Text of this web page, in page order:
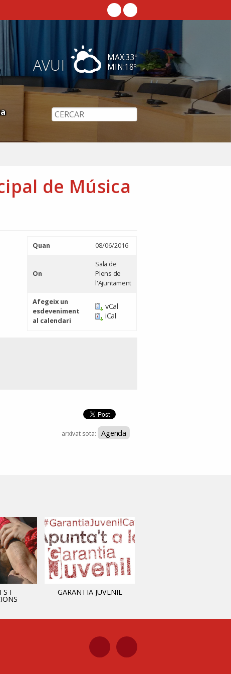
AVUI MAX:33º
MIN:18º
de Música
Quan 08/06/2016
On
Sala de
Plens de
l'Ajuntament
Afegeix un
esdeveniment
al calendari
vCal
iCal
arxivat sota: Agenda
I GARANTIA JUVENIL